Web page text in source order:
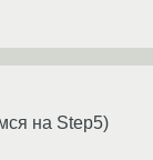
на Step5)